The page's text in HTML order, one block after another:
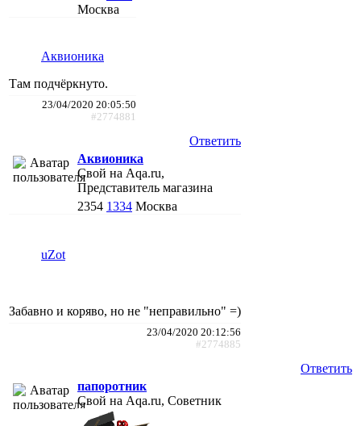
Москва
Аквионика
Там подчёркнуто.
23/04/2020 20:05:50
#2774881
Ответить
Аквионика
Свой на Aqa.ru,
Представитель магазина
2354 1334 Москва
uZot
Забавно и коряво, но не "неправильно" =)
23/04/2020 20:12:56
#2774885
Ответить
папоротник
Свой на Aqa.ru, Советник